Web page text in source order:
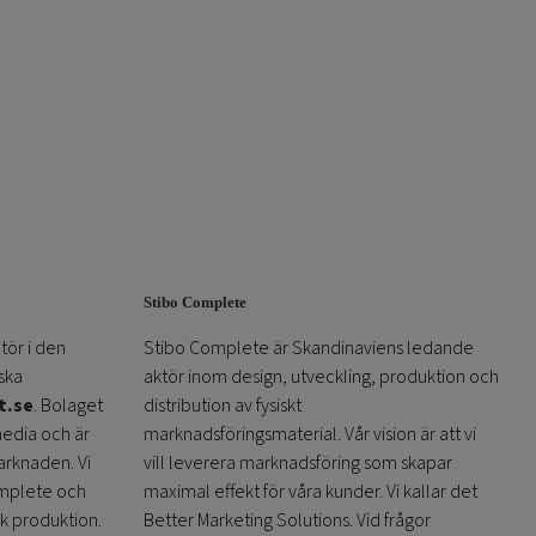
i den
. Bolaget
och är
Vi
och
produktion.
Stibo Complete
Stibo Complete är Skandinaviens ledande
aktör inom design, utveckling, produktion och
distribution av fysiskt
marknadsföringsmaterial. Vår vision är att vi
vill leverera marknadsföring som skapar
maximal effekt för våra kunder. Vi kallar det
Better Marketing Solutions. Vid frågor